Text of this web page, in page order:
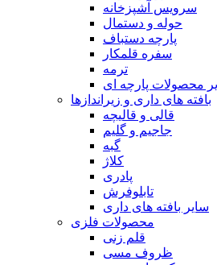
سرویس آشپزخانه
حوله و دستمال
پارچه دستباف
سفره قلمکار
ترمه
محصولات پارچه ای
بافته های داری و زیراندازها
قالی و قالیچه
جاجیم و گلیم
گبه
کلاژ
پادری
تابلوفرش
سایر بافته های داری
محصولات فلزی
قلم زنی
ظروف مسی